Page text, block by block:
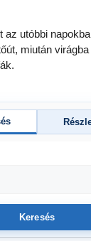
az utóbbi
miután
Keresés